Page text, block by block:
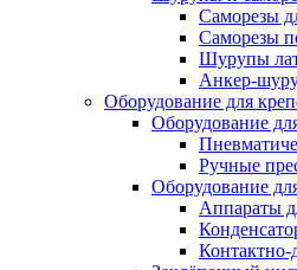
Саморезы
Саморезы
Шурупы
Анкер-
Оборудование для
Оборудование
Ручные
Оборудование
Аппараты
Контактно-